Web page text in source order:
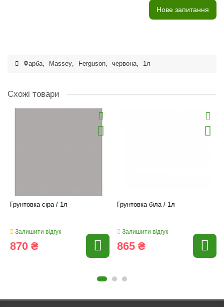
Нове запитання
Фарба, Massey, Ferguson, червона, 1л
Схожі товари
Грунтовка сіра / 1л
Залишити відгук
870 ₴
Грунтовка біла / 1л
Залишити відгук
865 ₴